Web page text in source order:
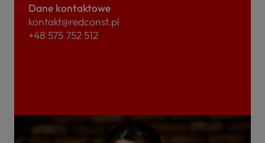
Dane kontaktowe
kontakt@redconst.pl
+48 575 752 512